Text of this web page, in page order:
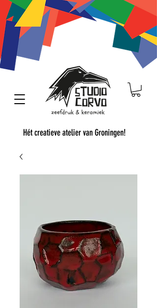
Hét creatieve atelier van Groningen!